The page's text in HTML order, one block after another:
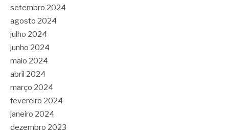
setembro 2024
agosto 2024
julho 2024
junho 2024
maio 2024
abril 2024
março 2024
fevereiro 2024
janeiro 2024
dezembro 2023